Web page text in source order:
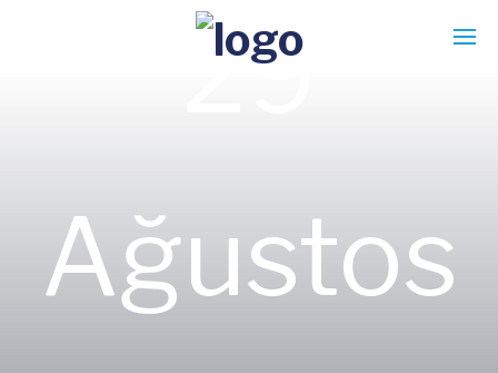
29
Ağustos